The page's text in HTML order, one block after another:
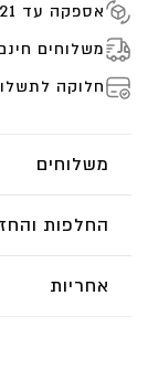
אספקה עד 21 ימי עסקים
משלוחים
חלוקה
משלוחים
החלפות
אחריות